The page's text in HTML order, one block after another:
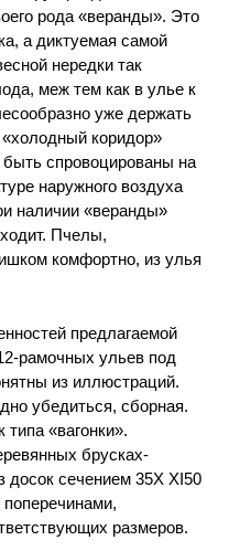
рода «веранды». Это
а диктуемая самой
нередки так
меж тем как в улье к
уже держать
коридор»
спровоцированы на
наружного воздуха
наличии «веранды»
Пчелы,
комфортно, из улья
предлагаемой
рамочных ульев под
из иллюстраций.
убедиться, сборная.
«вагонки».
брусках-
досок сечением 35Х XI50
размеров.